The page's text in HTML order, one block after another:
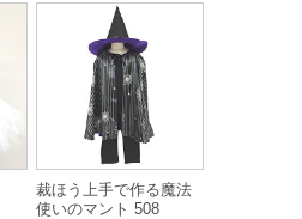
裁ほう上手で作る魔法
使いのマント 508